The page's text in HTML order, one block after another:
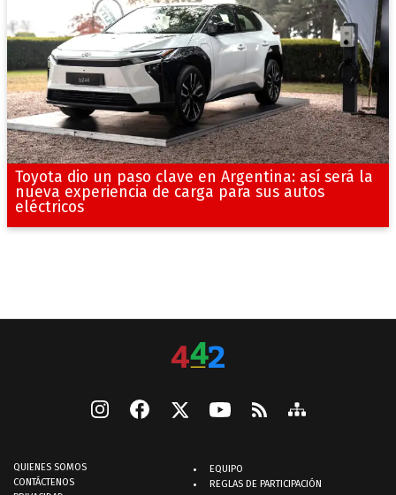
Toyota dio un paso clave en Argentina: así será la
nueva experiencia de carga para sus autos
eléctricos
QUIENES SOMOS
CONTÁCTENOS
EQUIPO
REGLAS DE PARTICIPACIÓN